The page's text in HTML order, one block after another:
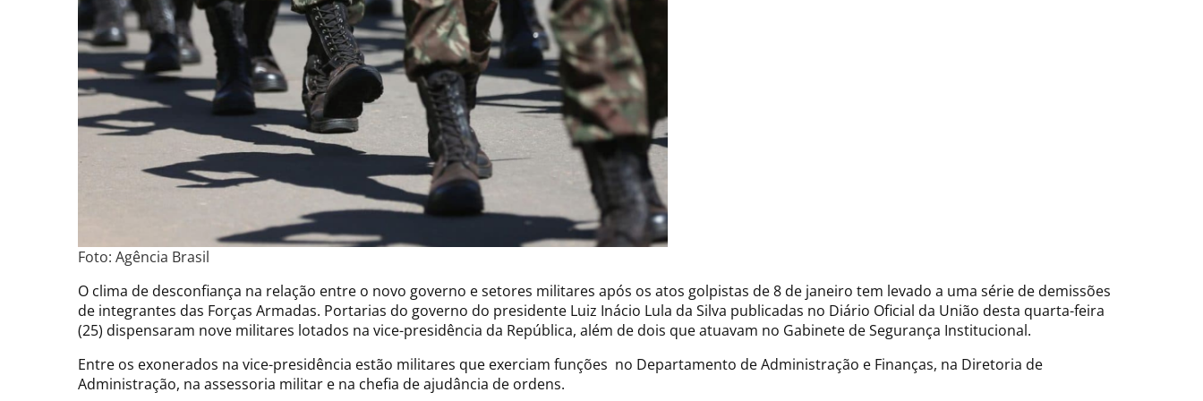
Foto: Agência Brasil
O clima de desconfiança na relação entre o novo governo e setores militares após os atos golpistas de 8 de janeiro tem levado a uma série de demissões
de integrantes das Forças Armadas. Portarias do governo do presidente Luiz Inácio Lula da Silva publicadas no Diário Oficial da União desta quarta-feira
(25) dispensaram nove militares lotados na vice-presidência da República, além de dois que atuavam no Gabinete de Segurança Institucional.
Entre os exonerados na vice-presidência estão militares que exerciam funções no Departamento de Administração e Finanças, na Diretoria de
Administração, na assessoria militar e na chefia de ajudância de ordens.